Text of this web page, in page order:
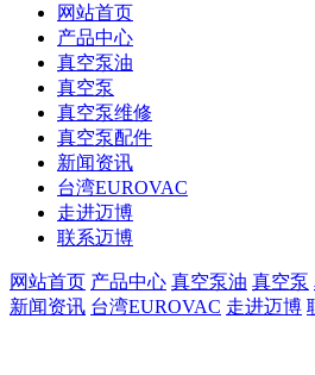
网站首页
产品中心
真空泵油
真空泵
真空泵维修
真空泵配件
新闻资讯
台湾EUROVAC
走进迈博
联系迈博
网站首页 产品中心 真空泵油 真空泵
新闻资讯 台湾EUROVAC 走进迈博